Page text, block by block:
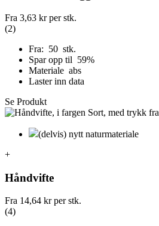
Fra 3,63 krper stk.
(2)
Fra: 50 stk.
Spar opp til 59%
Materiale abs
Laster inn data
Se Produkt
(delvis) nytt naturmateriale
+
Håndvifte
Fra 14,64 krper stk.
(4)